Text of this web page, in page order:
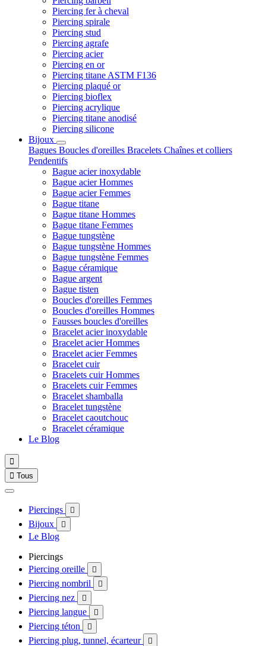
Piercing fer à cheval
Piercing spirale
Piercing stud
Piercing agrafe
Piercing acier
Piercing en or
Piercing titane ASTM F136
Piercing plaqué or
Piercing bioflex
Piercing acrylique
Piercing titane anodisé
Piercing silicone
Bijoux
Bagues Boucles d'oreilles Bracelets Chaînes et colliers
Pendentifs
Bague acier inoxydable
Bague acier Hommes
Bague acier Femmes
Bague titane
Bague titane Hommes
Bague titane Femmes
Bague tungstène
Bague tungstène Hommes
Bague tungstène Femmes
Bague céramique
Bague argent
Bague tisten
Boucles d'oreilles Femmes
Boucles d'oreilles Hommes
Fausses boucles d'oreilles
Bracelet acier inoxydable
Bracelet acier Hommes
Bracelet acier Femmes
Bracelet cuir
Bracelets cuir Hommes
Bracelets cuir Femmes
Bracelet shamballa
Bracelet tungstène
Bracelet caoutchouc
Bracelet céramique
Le Blog

 Tous
Piercings 
Bijoux 
Le Blog
Piercings
Piercing oreille

Piercing nombril 
Piercing nez 
Piercing langue 
Piercing téton 
Piercing plug, tunnel, écarteur 